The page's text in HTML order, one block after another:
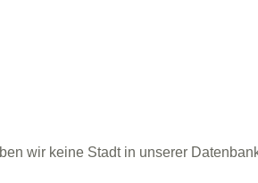
wir keine Stadt in unserer